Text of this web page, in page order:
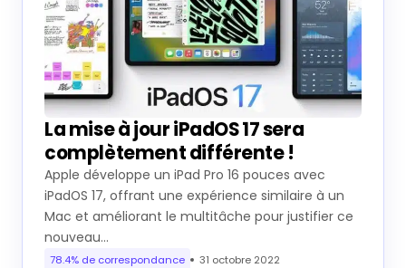
La mise à jour iPadOS 17 sera
complètement différente !
Apple développe un iPad Pro 16 pouces avec
iPadOS 17, offrant une expérience similaire à un
Mac et améliorant le multitâche pour justifier ce
nouveau…
78.4% de correspondance 31 octobre 2022